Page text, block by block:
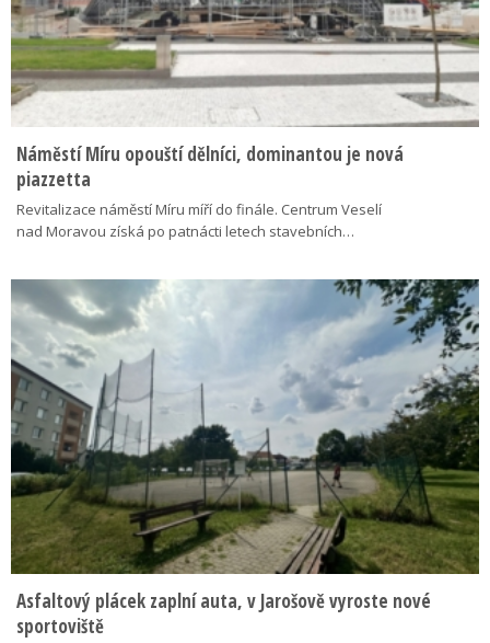
Náměstí Míru opouští dělníci, dominantou je nová
piazzetta
Revitalizace náměstí Míru míří do finále. Centrum Veselí
nad Moravou získá po patnácti letech stavebních…
Asfaltový plácek zaplní auta, v Jarošově vyroste nové
sportoviště